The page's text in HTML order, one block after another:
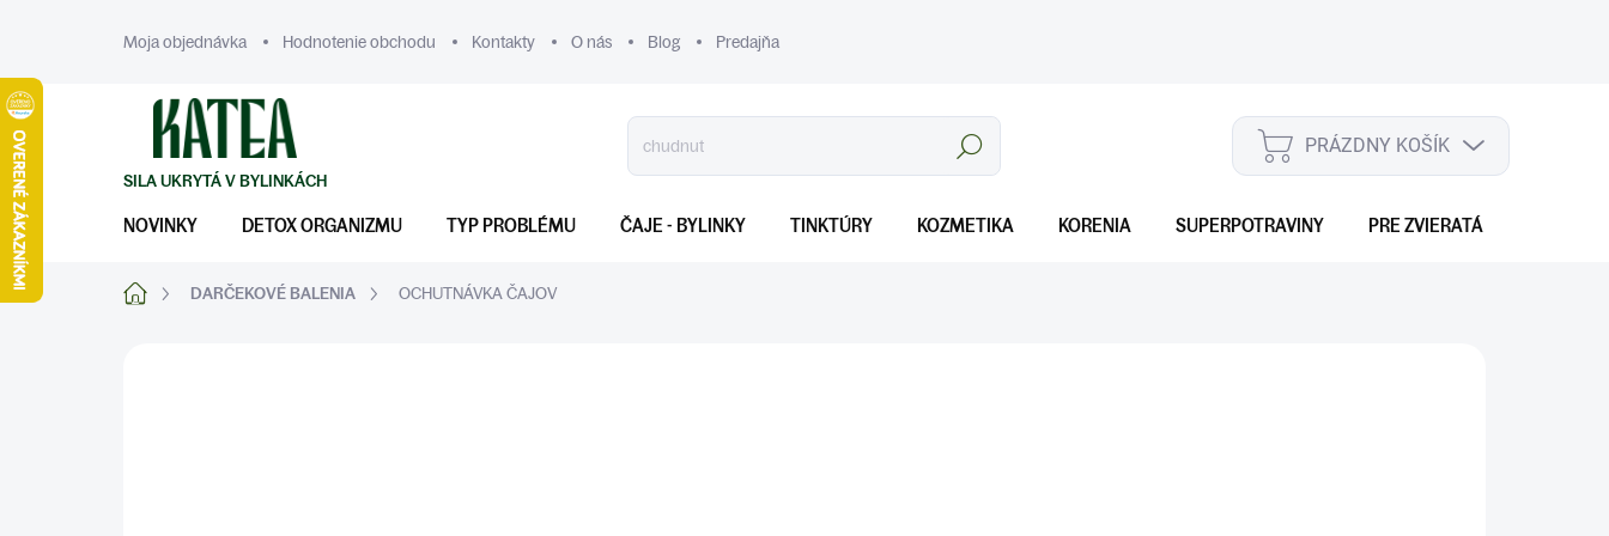
Moja objednávka Hodnotenie obchodu Kontakty O nás Blog Predajňa
Hľadať
NÁKUPNÝ
KOŠÍK
PRÁZDNY KOŠÍK
NOVINKY DETOX ORGANIZMU TYP PROBLÉMU ČAJE - BYLINKY TINKTÚRY KOZMETIKA KORENIA SUPERPOTRAVINY PRE ZVIERATÁ
DomovDARČEKOVÉ BALENIA OCHUTNÁVKA ČAJOV